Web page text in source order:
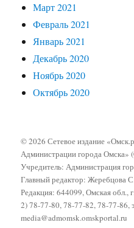
Март 2021
Февраль 2021
Январь 2021
Декабрь 2020
Ноябрь 2020
Октябрь 2020
© 2026 Сетевое издание
Администрации города Омска»
Учредитель: Администрация
Главный редактор: Жеребцова
Редакция: 644099, Омская обл.,
2) 78-77-80, 78-77-82, 78-77-86,
media@admomsk.omskportal.ru